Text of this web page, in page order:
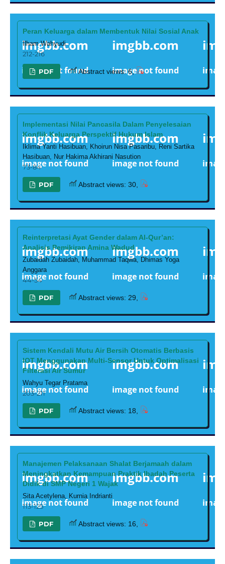
Peran Keluarga dalam Membentuk Nilai Sosial Anak
Ilham Wahyudi
212-216
PDF Abstract views: 6,
Implementasi Nilai Pancasila Dalam Penyelesaian
Konflik Keluarga Perspektif Hukum Islam
Iklima Yanti Hasibuan, Khoirun Nisa Pasaribu, Reni Sartika
Hasibuan, Nur Hakima Akhirani Nasution
73-84
PDF Abstract views: 30,
Reinterpretasi Ayat Gender dalam Al-Qur’an:
Analisis Pemikiran Amina Wadud
Zubaidah Zubaidah, Muhammad Taqwa, Dhimas Yoga
Anggara
44-54
PDF Abstract views: 29,
Sistem Kendali Mutu Air Bersih Otomatis Berbasis
IOT Menggunakan Multi-Sensor Untuk Optimalisasi
Filterasi Air Sumur
Wahyu Tegar Pratama
203-211
PDF Abstract views: 18,
Manajemen Pelaksanaan Shalat Berjamaah dalam
Meningkatkan Kemampuan Praktik Ibadah Peserta
Didik di SMP Negeri 1 Wajak
Sita Acetylena, Kurnia Indrianti
113-125
PDF Abstract views: 16,